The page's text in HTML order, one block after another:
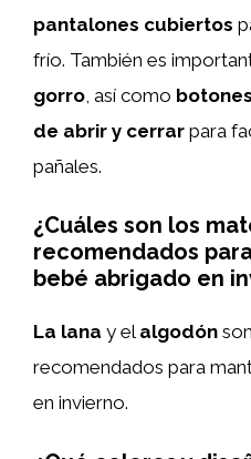
pantalones cubiertos
frío. También es
gorro , así como
de abrir y cerrar para
pañales.
¿Cuáles son los
recomendados
bebé abrigado en
La lana y el algodón
recomendados para
en invierno.